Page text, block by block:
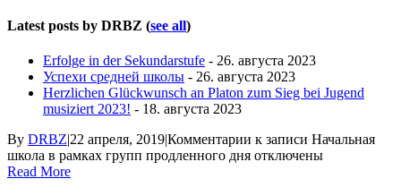
Latest posts by DRBZ (see all)
Erfolge in der Sekundarstufe - 26. августа 2023
Успехи средней школы - 26. августа 2023
Herzlichen Glückwunsch an Platon zum Sieg bei Jugend
musiziert 2023! - 18. августа 2023
By DRBZ|22 апреля, 2019|Комментарии к записи Начальная
школа в рамках групп продленного дня отключены
Read More